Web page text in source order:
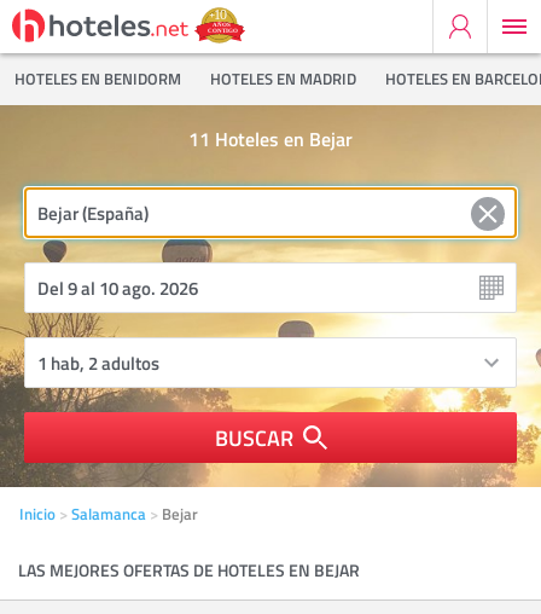
HOTELES EN BENIDORM HOTELES EN MADRID HOTELES EN
Hoteles en Bejar
11
BUSCAR
Inicio Salamanca Bejar
LAS MEJORES OFERTAS DE HOTELES EN BEJAR